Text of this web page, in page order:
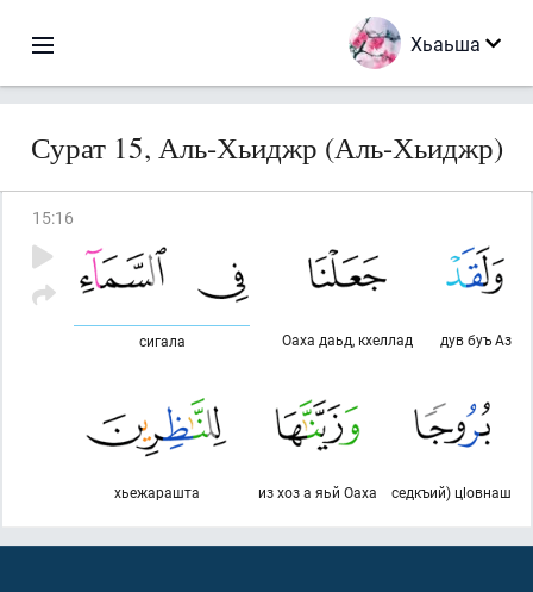
Хьаьша
Сурат 15, Аль-Хьиджр (Аль-Хьиджр)
15:16
дув буъ Аз
Оаха даьд, кхеллад
сигала
седкъий) цlовнаш
из хоз а яьй Оаха
хьежарашта